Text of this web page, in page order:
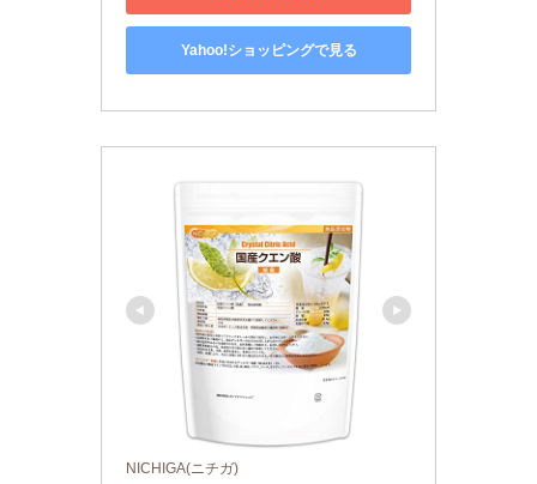
Yahoo!ショッピングで見る
NICHIGA(ニチガ)